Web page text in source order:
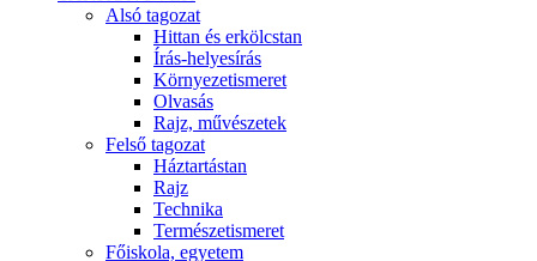
Alsó tagozat
Hittan és erkölcstan
Írás-helyesírás
Környezetismeret
Olvasás
Rajz, művészetek
Felső tagozat
Háztartástan
Rajz
Technika
Természetismeret
Főiskola, egyetem